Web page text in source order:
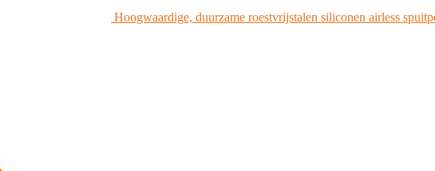
Hoogwaardige, duurzame roestvrijstalen siliconen airless